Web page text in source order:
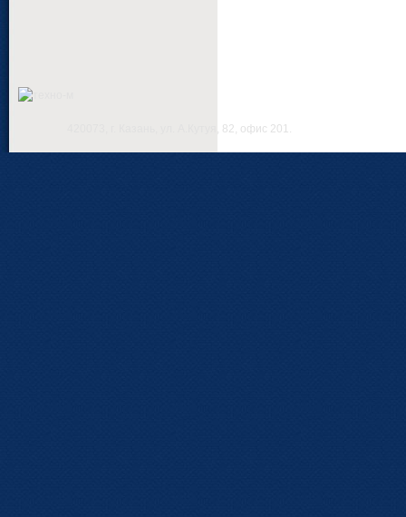
420073, г. Казань, ул. А.Кутуя, 82, офис 201.